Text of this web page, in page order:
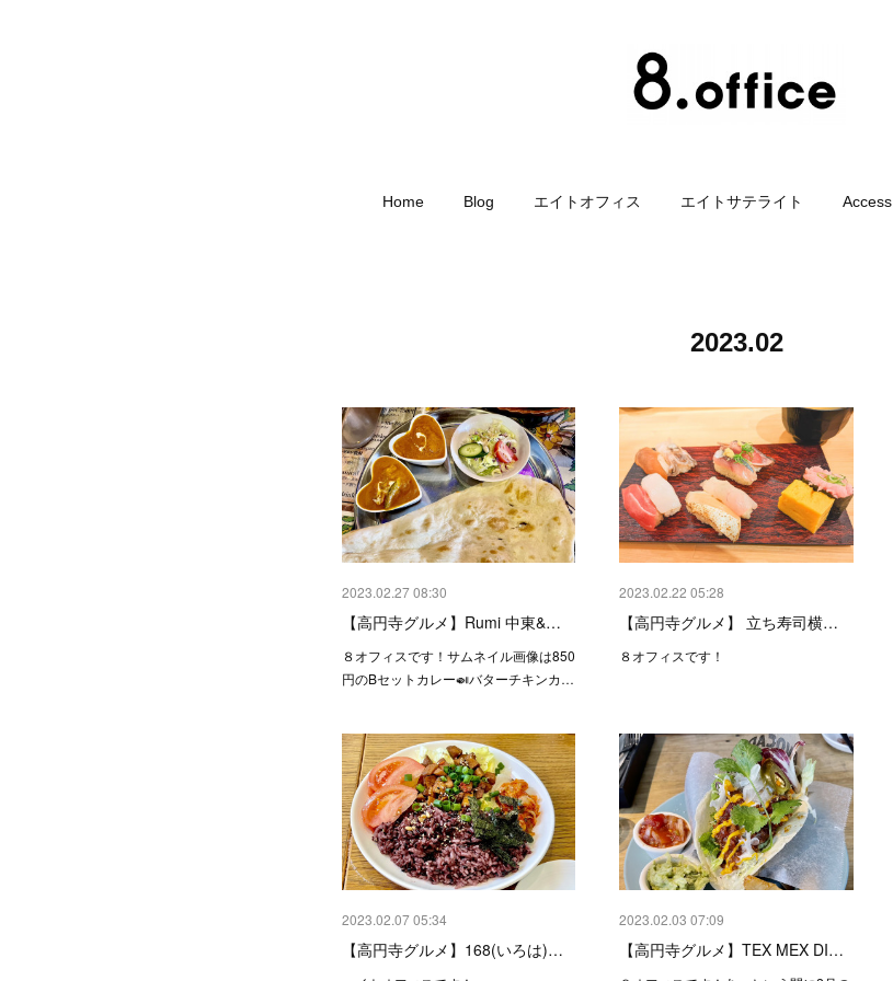
Home Blog エイトオフィス エイトサテライト Access
2023.02
2023.02.27 08:30
【高円寺グルメ】Rumi 中東&…
８オフィスです！サムネイル画像は850
円のBセットカレー🍛バターチキンカ…
2023.02.22 05:28
【高円寺グルメ】 立ち寿司横…
８オフィスです！
2023.02.07 05:34
【高円寺グルメ】168(いろは)…
2023.02.03 07:09
【高円寺グルメ】TEX MEX DI…